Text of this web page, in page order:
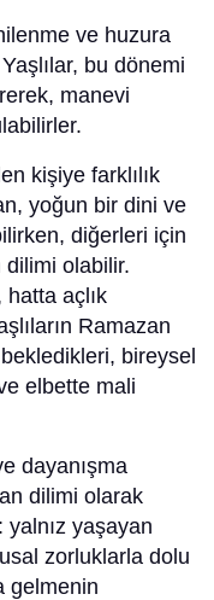
ve huzura
bu dönemi
manevi
kişiye farklılık
yoğun bir dini ve
diğerleri için
olabilir.
hatta açlık
Ramazan
bireysel
elbette mali
dayanışma
dilimi olarak
yalnız yaşayan
zorluklarla dolu
gelmenin